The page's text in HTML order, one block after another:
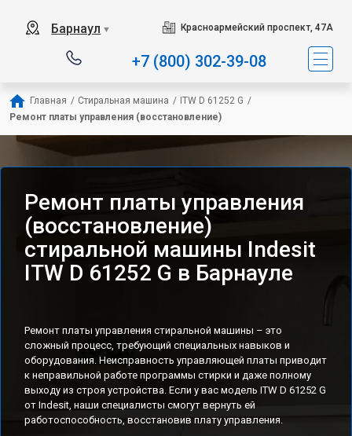
Барнаул ▼ Красноармейский проспект, 47А
+7 (800) 302-39-08
Главная / Стиральная машина / ITW D 61252 G /
Ремонт платы управления (восстановление)
Ремонт платы управления
(восстановление)
стиральной машины Indesit
ITW D 61252 G в Барнауле
Ремонт платы управления стиральной машины – это
сложный процесс, требующий специальных навыков и
оборудования. Неисправность управляющей платы приводит
к неправильной работе программы стирки и даже полному
выходу из строя устройства. Если у вас модель ITW D 61252 G
от Indesit, наши специалисты смогут вернуть ей
работоспособность, восстановив плату управления.